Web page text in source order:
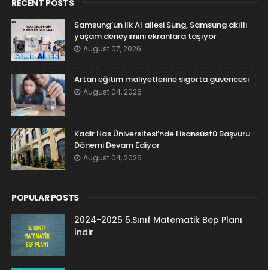
RECENT POSTS
Samsung’un ilk AI ailesi Sung, Samsung akıllı
yaşam deneyimini ekranlara taşıyor
August 07, 2026
Artan eğitim maliyetlerine sigorta güvencesi
August 04, 2026
Kadir Has Üniversitesi’nde Lisansüstü Başvuru
Dönemi Devam Ediyor
August 04, 2026
POPULAR POSTS
2024-2025 5.Sınıf Matematik Bep Planı
İndir